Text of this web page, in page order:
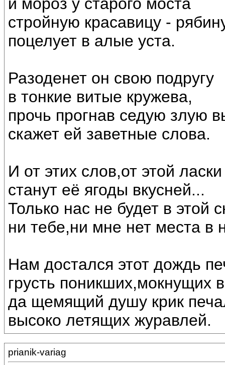
и мороз у старого моста
стройную красавицу -
поцелует в алые уста.
Разоденет он свою подругу
в тонкие витые кружева,
прочь прогнав седую злую
скажет ей заветные слова.
И от этих слов,от этой ласки
станут её ягоды вкусней...
Только нас не будет в этой
ни тебе,ни мне нет места в
Нам достался этот дождь
грусть поникших,мокнущих
да щемящий душу крик
высоко летящих журавлей.
prianik-variag